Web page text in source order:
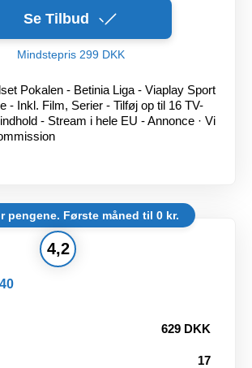
Se Tilbud
Mindstepris 299 DKK
Pokalen - Betinia Liga - Viaplay Sport
- Inkl. Film, Serier - Tilføj op til 16 TV-
- Stream i hele EU - Annonce · Vi
pengene. Første måned til 0 kr.
4,2
629 DKK
17